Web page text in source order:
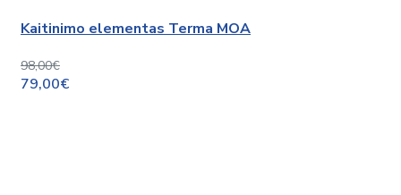
Kaitinimo elementas Terma MOA
98,00€
79,00€